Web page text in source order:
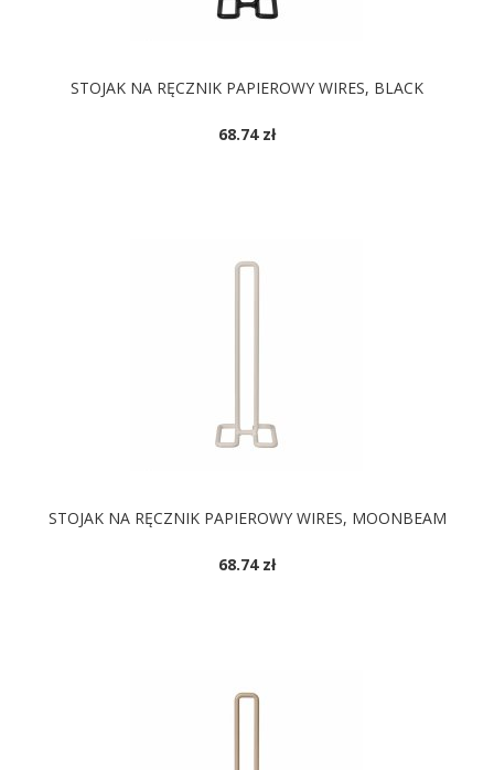
STOJAK NA RĘCZNIK PAPIEROWY WIRES, BLACK
68.74 zł
STOJAK NA RĘCZNIK PAPIEROWY WIRES, MOONBEAM
68.74 zł